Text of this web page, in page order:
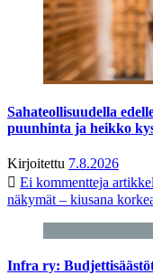
Sahateollisuudella
puunhinta ja heikko
Kirjoitettu 7.8.2026
Ei kommentteja
näkymät – kiusana
Infra ry: